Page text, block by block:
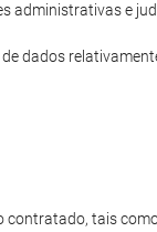
administrativas e
dados
tais